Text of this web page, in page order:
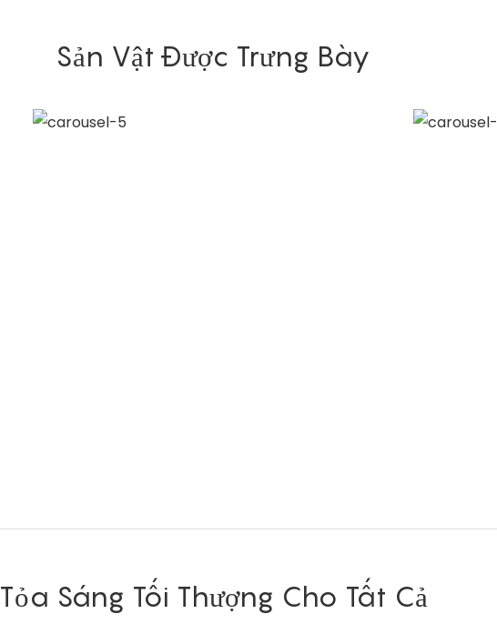
Sản Vật Được Trưng Bày
Tỏa Sáng Tối Thượng Cho Tất Cả